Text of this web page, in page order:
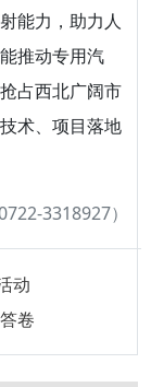
能力，助力人
推动专用汽
占西北广阔市
术、项目落地
3318927）
动
卷